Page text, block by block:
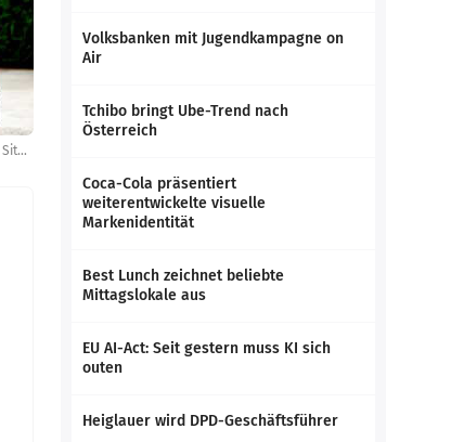
Triste Aussichten: Viele Zweiradhändler sehen die aktuelle wirtschaftliche Situation pessimistisch bis verzweifelt.
Volksbanken mit Jugendkampagne on
Air
Tchibo bringt Ube-Trend nach
Österreich
Coca-Cola präsentiert
weiterentwickelte visuelle
Markenidentität
Best Lunch zeichnet beliebte
Mittagslokale aus
EU AI-Act: Seit gestern muss KI sich
outen
Heiglauer wird DPD-Geschäftsführer